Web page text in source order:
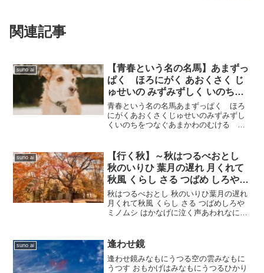
関連記事
suno ai
【青春という名の名馬】あまずっ
ぱく ほろにがく あおくさく じ
ゅせいの みずみずしく いのちを
つなぐ あまかわの むける ほう
じょうかん なみうつじょうみゃ
く ずしりとしずむ しんおん
青春という名の名馬あまずっぱく ほろ
にがくあおくさくじゅせいのみずみずし
くいのちをつなぐあまかわのむける ほ
のだんりょくかんうけいれるじゅうなん
とけるような だつりょく...
suno ai
【行く秋】～秋はつるべおとし
秋のいりひ 葉月の遅れ 月くれて
秋風 くらし さる つばめ しろや
ミノムシ はかなげに泣く声
秋はつるべおとし 秋のいりひ葉月の遅れ
月くれて秋風 くらし さる つばめしろや
ミノムシ はかなげに泣く声あわれなにあ
からこぼれをつるべ落とし の秋コロコロ
転が...
suno ai 逢わせ鏡
逢わせ鏡みなもにうつる空の雲みなもに
うつす おもかげはみなもにうつるひかり